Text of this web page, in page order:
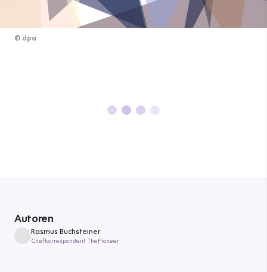
© dpa
Autoren
Rasmus Buchsteiner
Chefkorrespondent ThePioneer